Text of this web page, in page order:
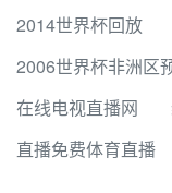
2014世界杯回放
2006世界杯非洲区
在线电视直播网
直播免费体育直播